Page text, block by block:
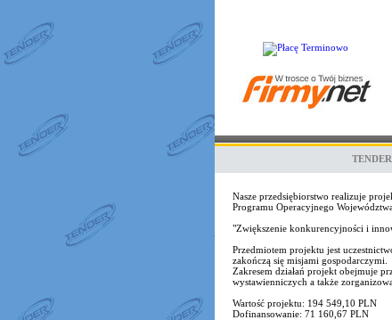
TENDER
Nasze przedsiębiorstwo realizuje
Programu Operacyjnego
"Zwiększenie konkurencyjności i
Przedmiotem projektu jest
zakończą się misjami gospodarczymi.
Zakresem działań projekt obejmuje
wystawienniczych a także
Wartość projektu: 194 549,10 PLN
Dofinansowanie: 71 160,67 PLN